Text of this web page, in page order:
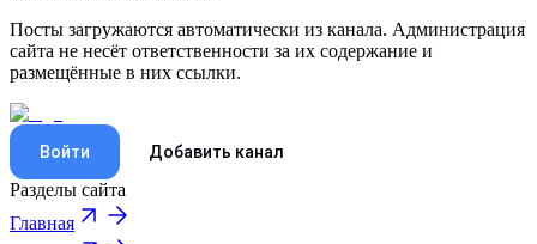
Посты загружаются автоматически из канала. Администрация
сайта не несёт ответственности за их содержание и
размещённые в них ссылки.
Войти Добавить канал
Разделы сайта
Главная